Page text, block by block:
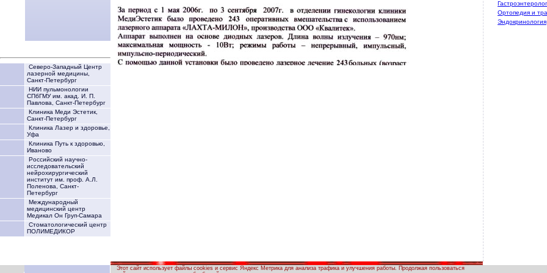
Северо-Западный Центр
лазерной медицины,
Санкт-Петербург
НИИ пульмонологии
СПбГМУ им. акад. И. П.
Павлова, Санкт-Петербург
Клиника Меди Эстетик,
Санкт-Петербург
Клиника Лазер и здоровье,
Уфа
Клиника Путь к здоровью,
Иваново
Российский научно-
исследовательский
нейрохирургический
институт им. проф. А.Л.
Поленова, Санкт-
Петербург
Международный
медицинский центр
Медикал Он Груп-Самара
Стоматологический центр
ПОЛИМЕДИКОР
Ортопедия и
Эндокринология
Этот сайт использует файлы cookies и сервис Яндекс Метрика для анализа трафика и улучшения работы. Продолжая пользоваться